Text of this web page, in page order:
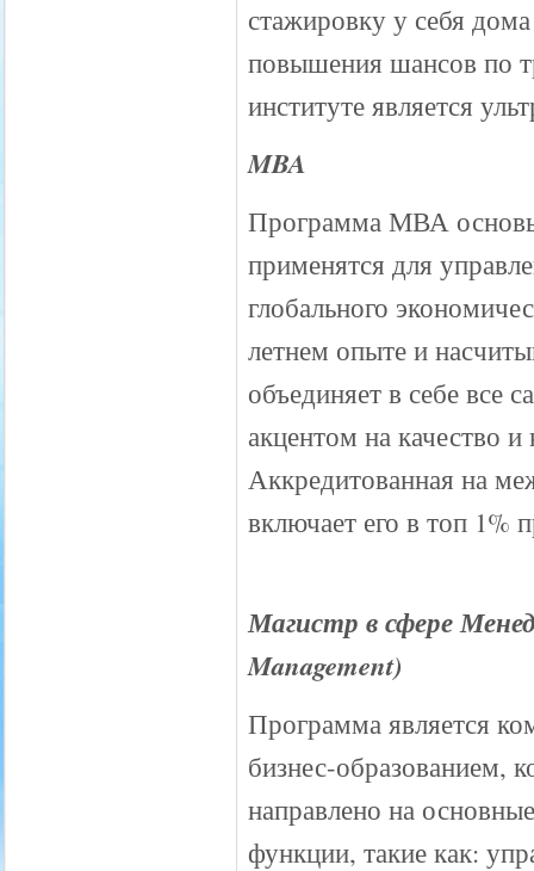
стажировку у себя
повышения шансов по
институте является
MBA
Программа МВА
применятся для
глобального
летнем опыте и
объединяет в себе все
акцентом на качество и
Аккредитованная на
включает его в топ
Магистр в сфере
Management)
Программа является
бизнес-образованием,
направлено на
функции, такие как: